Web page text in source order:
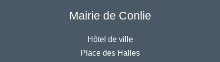
Mairie de Conlie
Hôtel de ville
Place des Halles